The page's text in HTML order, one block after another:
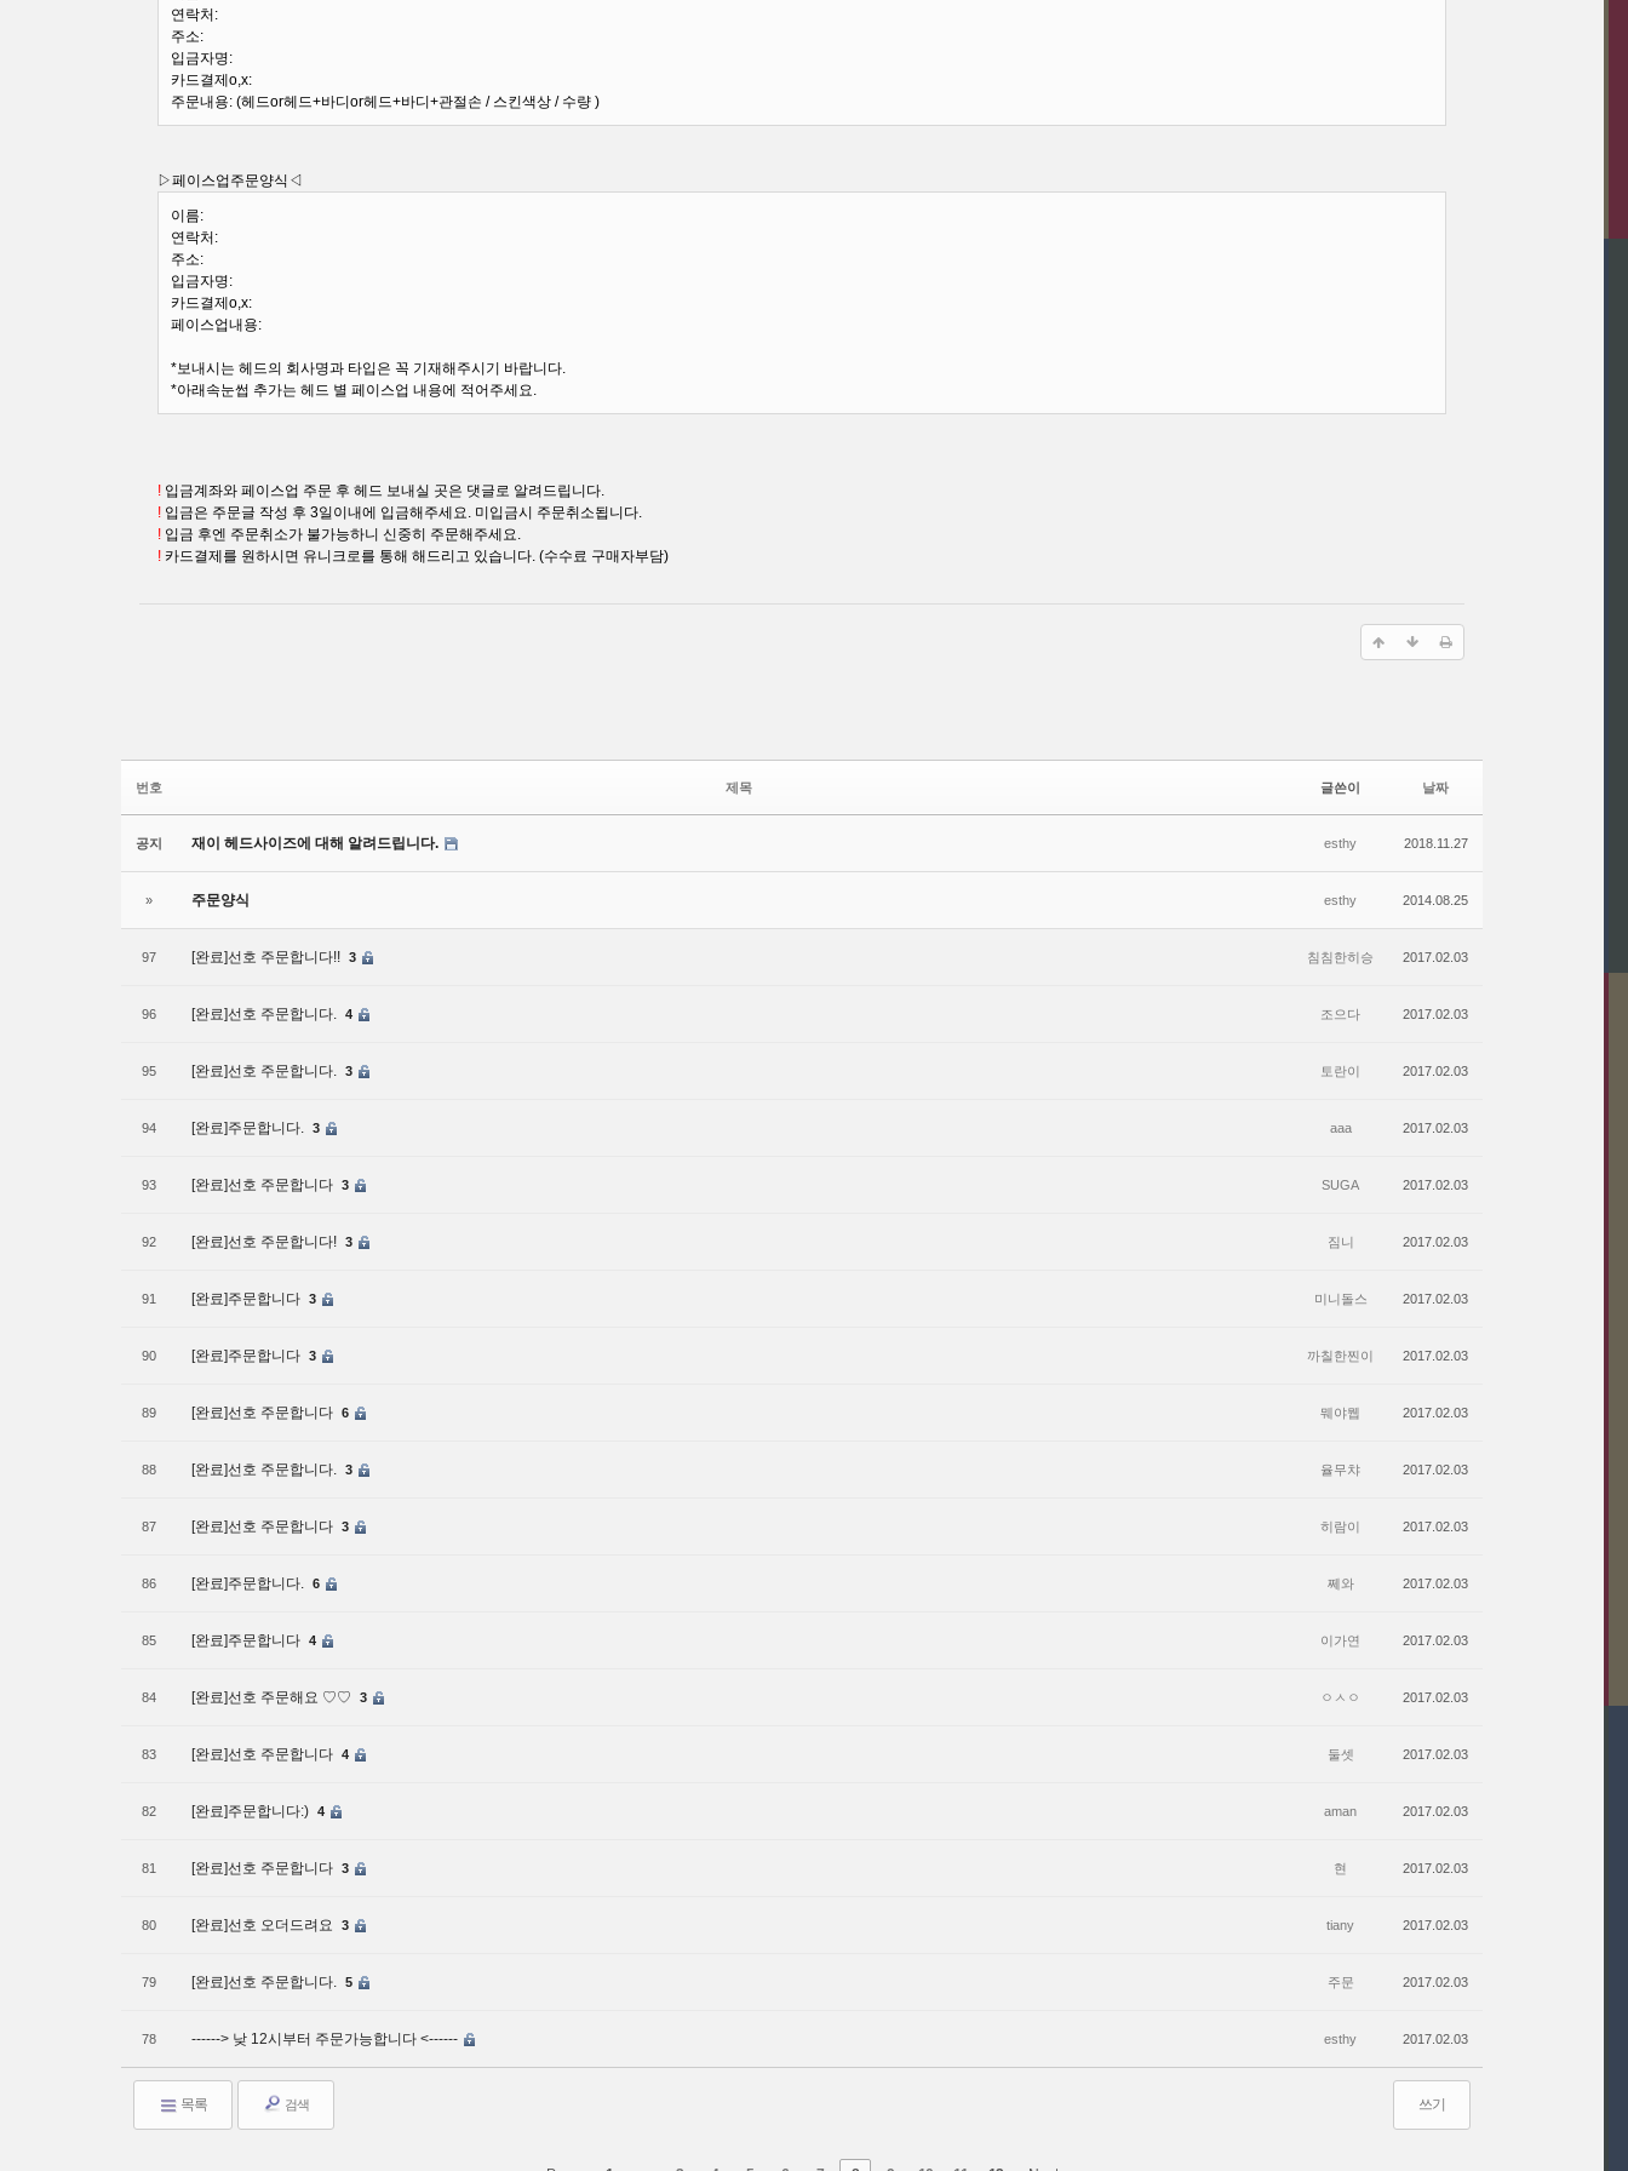
연락처:
주소:
입금자명:
카드결제o,x:
주문내용: (헤드or헤드+바디or헤드+바디+관절손 / 스킨색상 / 수량 )
▷페이스업주문양식◁
이름:
연락처:
주소:
입금자명:
카드결제o,x:
페이스업내용:
*보내시는 헤드의 회사명과 타입은 꼭 기재해주시기 바랍니다.
*아래속눈썹 추가는 헤드 별 페이스업 내용에 적어주세요.
! 입금계좌와 페이스업 주문 후 헤드 보내실 곳은 댓글로 알려드립니다.
! 입금은 주문글 작성 후 3일이내에 입금해주세요. 미입금시 주문취소됩니다.
! 입금 후엔 주문취소가 불가능하니 신중히 주문해주세요.
! 카드결제를 원하시면 유니크로를 통해 해드리고 있습니다. (수수료 구매자부담)
번호 제목 글쓴이 날짜
공지 재이 헤드사이즈에 대해 알려드립니다. esthy 2018.11.27
» 주문양식 esthy 2014.08.25
97 [완료]선호 주문합니다!! 3 침침한히승 2017.02.03
96 [완료]선호 주문합니다. 4 조으다 2017.02.03
95 [완료]선호 주문합니다. 3 토란이 2017.02.03
94 [완료]주문합니다. 3 aaa 2017.02.03
93 [완료]선호 주문합니다 3 SUGA 2017.02.03
92 [완료]선호 주문합니다! 3 짐니 2017.02.03
91 [완료]주문합니다 3 미니돌스 2017.02.03
90 [완료]주문합니다 3 까칠한찐이 2017.02.03
89 [완료]선호 주문합니다 6 뭬야뭽 2017.02.03
88 [완료]선호 주문합니다. 3 율무챠 2017.02.03
87 [완료]선호 주문합니다 3 히람이 2017.02.03
86 [완료]주문합니다. 6 쩨와 2017.02.03
85 [완료]주문합니다 4 이가연 2017.02.03
84 [완료]선호 주문해요 ♡♡ 3 ㅇㅅㅇ 2017.02.03
83 [완료]선호 주문합니다 4 둘셋 2017.02.03
82 [완료]주문합니다:) 4 aman 2017.02.03
81 [완료]선호 주문합니다 3 현 2017.02.03
80 [완료]선호 오더드려요 3 tiany 2017.02.03
79 [완료]선호 주문합니다. 5 주문 2017.02.03
78 ------> 낮 12시부터 주문가능합니다 <------ esthy 2017.02.03
목록 검색 쓰기